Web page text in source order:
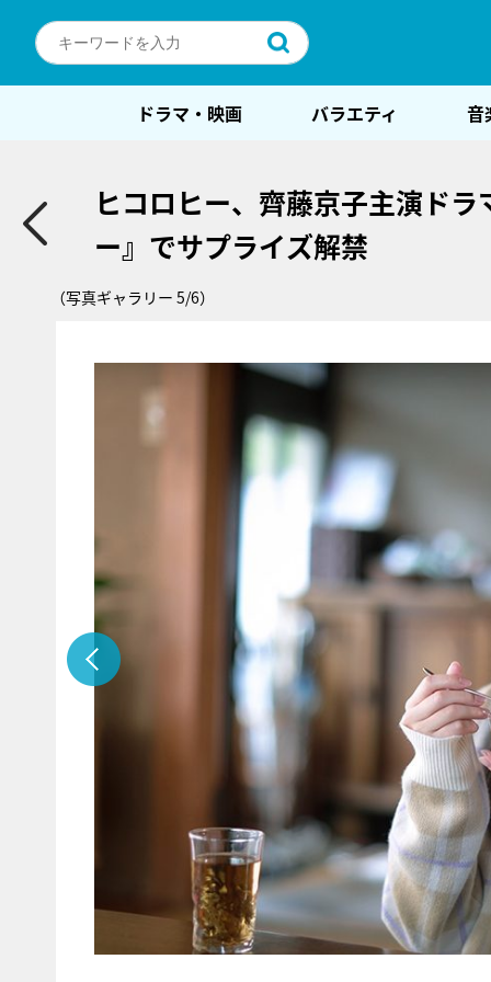
ドラマ・映画 バラエティ 音
ヒコロヒー、齊藤京子主演ド
ー』でサプライズ解禁
（写真ギャラリー 5/6）